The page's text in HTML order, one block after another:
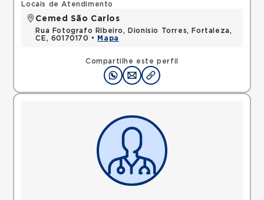
Compartilhe este perfil
Locais de Atendimento
Cemed São Carlos
Rua Fotografo Ribeiro, Dionisio Torres, Fortaleza,
CE, 60170170 •
Mapa